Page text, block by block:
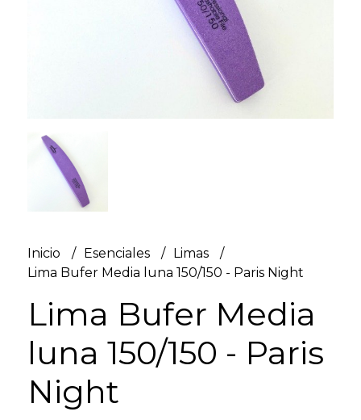
Inicio Esenciales
Limas
Lima Bufer Media luna 150/150 - Paris Night
Lima Bufer Media
luna 150/150 - Paris
Night